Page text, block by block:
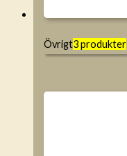
Övrigt3 produkter